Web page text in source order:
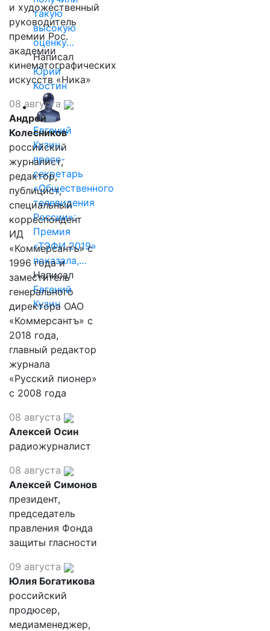
такую
высокую
оценку…
Написал
Юрий
Костин
Евгений
Кузин,
пресс-
секретарь
«Общественного
телевидения
России»:
Премия
«ТЭФИ 2019»
показала,…
Написал
Евгений
Кузин
и художественный
руководитель
премии Рос.
академии
кинематографических
искусств «Ника»
08 августа
Андрей
Колесников
российский
журналист,
редактор,
публицист,
специальный
корреспондент
ИД
«Коммерсантъ» с
1996 года и
заместитель
генерального
директора ОАО
«Коммерсантъ» с
2018 года,
главный редактор
журнала
«Русский пионер»
с 2008 года
08 августа
Алексей Осин
радиожурналист
08 августа
Алексей Симонов
президент,
председатель
правления Фонда
защиты гласности
09 августа
Юлия Богатикова
российский
продюсер,
медиаменеджер,